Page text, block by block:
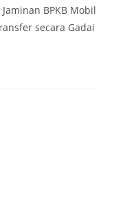
BPKB Mobil
secara Gadai